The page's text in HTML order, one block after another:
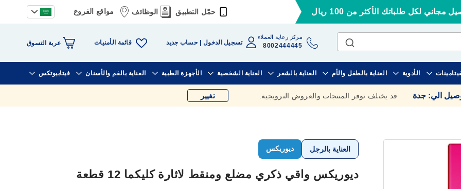
مجاني لكل طلباتك الأكثر من 100 ريال حمّل التطبيق الوظائف مواقع الفروع
مركز رعاية العملاء
8002444445 تسجيل الدخول حساب جديد قائمة الأمنيات عربة التسوق
الأدوية العناية بالطفل والأم العناية بالشعر العناية الشخصية الأجهزة الطبية العناية بالفم والأسنان فيتابيوتكس
الي: جدة قد يختلف توفر المنتجات والعروض الترويجية. تغيير
العناية بالرجل ديوريكس
ديوريكس واقي ذكري مضلع ومنقط لاثارة كليكما 12 قطعة